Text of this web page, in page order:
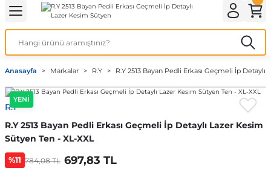
Geri Dön
Geri Dön
Geri Dön
İç Giyim
Geri Dön
Çorap
Geri Dön
Köpek Bakım Ürünleri
Anasayfa Markalar R.Y R.Y 2513 Bayan Pedli Erkası Geçmeli İp Detaylı
YENİ
R.Y
R.Y 2513 Bayan Pedli Erkası Geçmeli İp Detaylı Lazer Kesim
Sütyen Ten - XL-XXL
%11 784,08 TL 697,83 TL